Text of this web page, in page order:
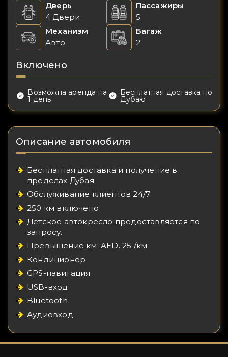
Дверь
4 Двери
Пассажиры
5
Механизм
Авто
Багаж
2
Включено
Возможна аренда на
1 день
Бесплатная доставка по
Дубаю
Описание автомобиля
Бесплатная доставка и получение в
пределах Дубая.
Обслуживание клиентов 24/7
250 км включено
Детское автокресло предоставляется по
запросу.
Превышение км: AED. 25 /км
Кондиционер
GPS-навигация
USB-вход
Bluetooth
Аудиовход